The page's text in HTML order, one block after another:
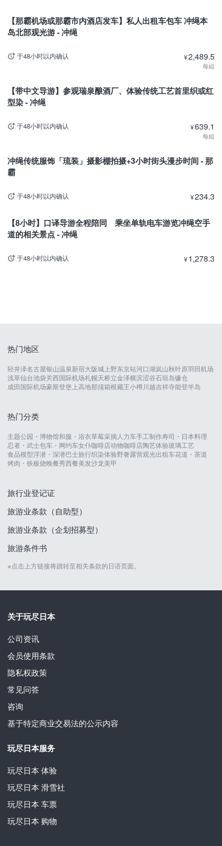
【那霸机场或那霸市内酒店发车】私人出租车包车 冲绳本
岛北部观光游 - 冲绳
于48小时以内确认 ¥2,489.5
每組
【带中文导游】参观瑞泉酿酒厂、体验传统工艺首里织或红
型染 - 冲绳
于48小时以内确认 ¥639.1
每組
冲绳传统服饰「琉装」摄影棚拍摄+3小时街头漫步时间 - 那
霸
于48小时以内确认 ¥234.3
【8小时】口译导游全程陪同 乘坐单轨电车游览冲绳空手
道的相关景点 - 冲绳
于48小时以内确认 ¥1,278.3
热门地区
轻井泽名古屋银山温泉新宿大阪城 上野东京站河口湖岚山秋叶原羽田机场
浅草仙台池袋关西国际机场札幌天桥立金泽横滨涩谷石垣岛镰仓
成田国际机场豪斯登堡 上高地那须箱根藏王小樽川越吉祥寺能登半岛
热门分类
主题公园・博物馆和服・浴衣草莓采摘人力车手工制作寿司・日本料理
忍者・武士包车・网约车女仆咖啡店动物咖啡店陶艺体验玻璃工艺
食品模型浮潜・深潜巴士旅行织染体验野奢露营观光出租车花道・茶道
烤肉・铁板烧晚餐秀西餐美发沙龙美甲
旅行业登记证
旅游业条款（自助型）
旅游业条款（企划招募型）
旅游条件书
※点击上方链接将跳转至相关条款的日语页面。
关于玩尽日本
公司资讯
会员使用条款
隐私权政策
常见问答
咨询
基于特定商业交易法的公示内容
玩尽日本服务
玩尽日本 体验
玩尽日本 滑雪社
玩尽日本 车票
玩尽日本 购物